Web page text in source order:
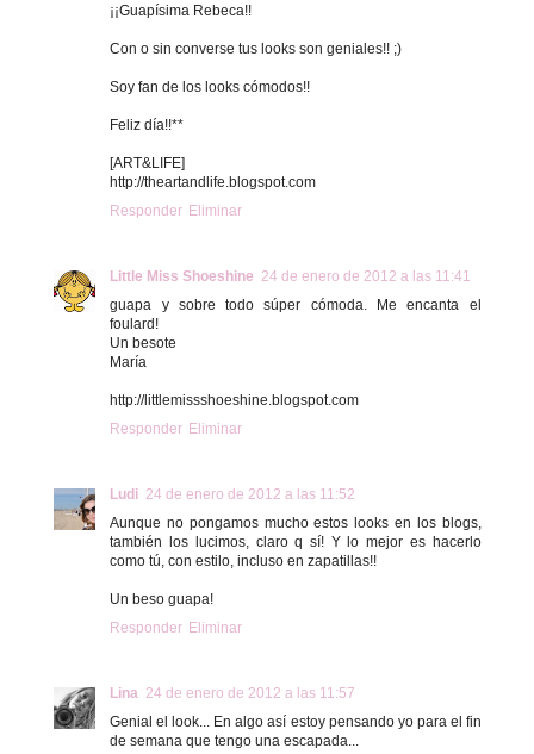
¡¡Guapísima Rebeca!!
Con o sin converse tus looks son geniales!! ;)
Soy fan de los looks cómodos!!
Feliz día!!**
[ART&LIFE]
http://theartandlife.blogspot.com
Responder Eliminar
Little Miss Shoeshine 24 de enero de 2012 a las 11:41
guapa y sobre todo súper cómoda. Me encanta el
foulard!
Un besote
María
http://littlemissshoeshine.blogspot.com
Responder Eliminar
Ludi 24 de enero de 2012 a las 11:52
Aunque no pongamos mucho estos looks en los blogs,
también los lucimos, claro q sí! Y lo mejor es hacerlo
como tú, con estilo, incluso en zapatillas!!
Un beso guapa!
Responder Eliminar
Lina 24 de enero de 2012 a las 11:57
Genial el look... En algo así estoy pensando yo para el fin
de semana que tengo una escapada...